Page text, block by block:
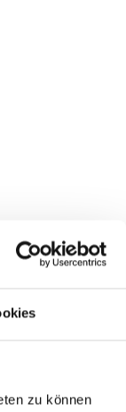
zu können